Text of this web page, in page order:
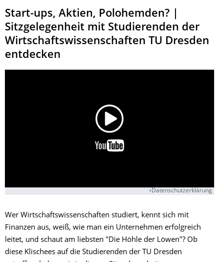
Start-ups, Aktien, Polohemden? |
Sitzgelegenheit mit Studierenden der
Wirtschaftswissenschaften TU Dresden
entdecken
Datenschutzerklärung
Wer Wirtschaftswissenschaften studiert, kennt sich mit
Finanzen aus, weiß, wie man ein Unternehmen erfolgreich
leitet, und schaut am liebsten "Die Höhle der Löwen"? Ob
diese Klischees auf die Studierenden der TU Dresden